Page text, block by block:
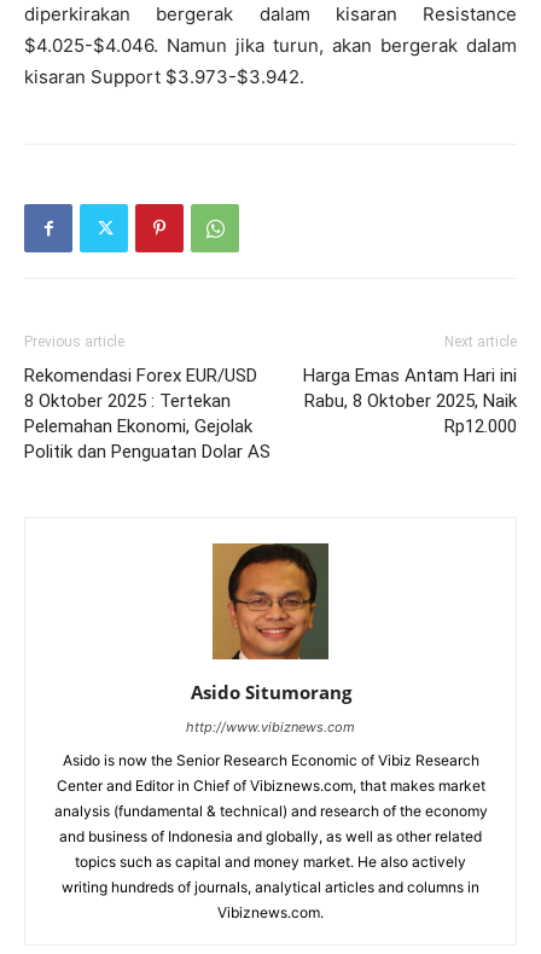
diperkirakan bergerak dalam kisaran Resistance
$4.025-$4.046. Namun jika turun, akan bergerak dalam
kisaran Support $3.973-$3.942.
Previous article
Rekomendasi Forex EUR/USD
8 Oktober 2025 : Tertekan
Pelemahan Ekonomi, Gejolak
Politik dan Penguatan Dolar AS
Next article
Harga Emas Antam Hari ini
Rabu, 8 Oktober 2025, Naik
Rp12.000
Asido Situmorang
http://www.vibiznews.com
Asido is now the Senior Research Economic of Vibiz Research
Center and Editor in Chief of Vibiznews.com, that makes market
analysis (fundamental & technical) and research of the economy
and business of Indonesia and globally, as well as other related
topics such as capital and money market. He also actively
writing hundreds of journals, analytical articles and columns in
Vibiznews.com.